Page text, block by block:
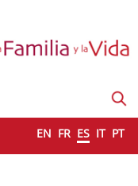
EN FR ES IT PT